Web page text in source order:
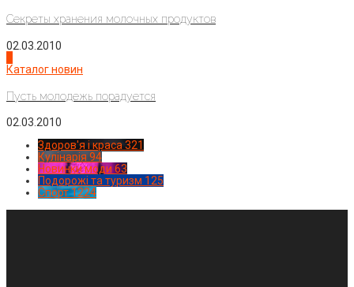
Секреты хранения молочных продуктов
02.03.2010
Каталог новин
Пусть молодежь порадуется
02.03.2010
Здоров'я і краса 321
Кулінарія 94
Новинки моди 63
Подорожі та туризм 125
Спорт1224